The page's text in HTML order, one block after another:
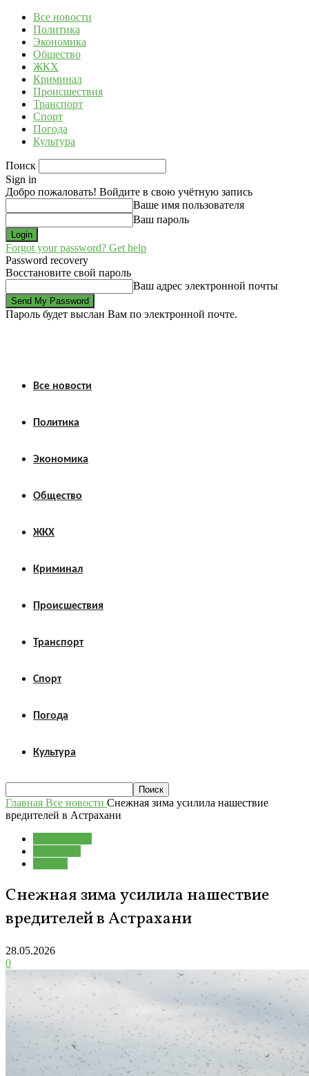
Все новости
Политика
Экономика
Общество
ЖКХ
Криминал
Происшествия
Транспорт
Спорт
Погода
Культура
Поиск
Sign in
Добро пожаловать! Войдите в свою учётную запись
Ваше имя пользователя
Ваш пароль
Forgot your password? Get help
Password recovery
Восстановите свой пароль
Ваш адрес электронной почты
Пароль будет выслан Вам по электронной почте.
Все новости
Политика
Экономика
Общество
ЖКХ
Криминал
Происшествия
Транспорт
Спорт
Погода
Культура
Главная Все новости Снежная зима усилила нашествие
вредителей в Астрахани
Снежная зима усилила нашествие
вредителей в Астрахани
28.05.2026
0